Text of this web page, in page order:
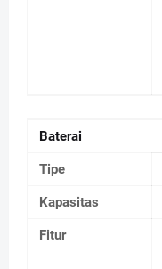
Baterai
Tipe
Kapasitas
Fitur